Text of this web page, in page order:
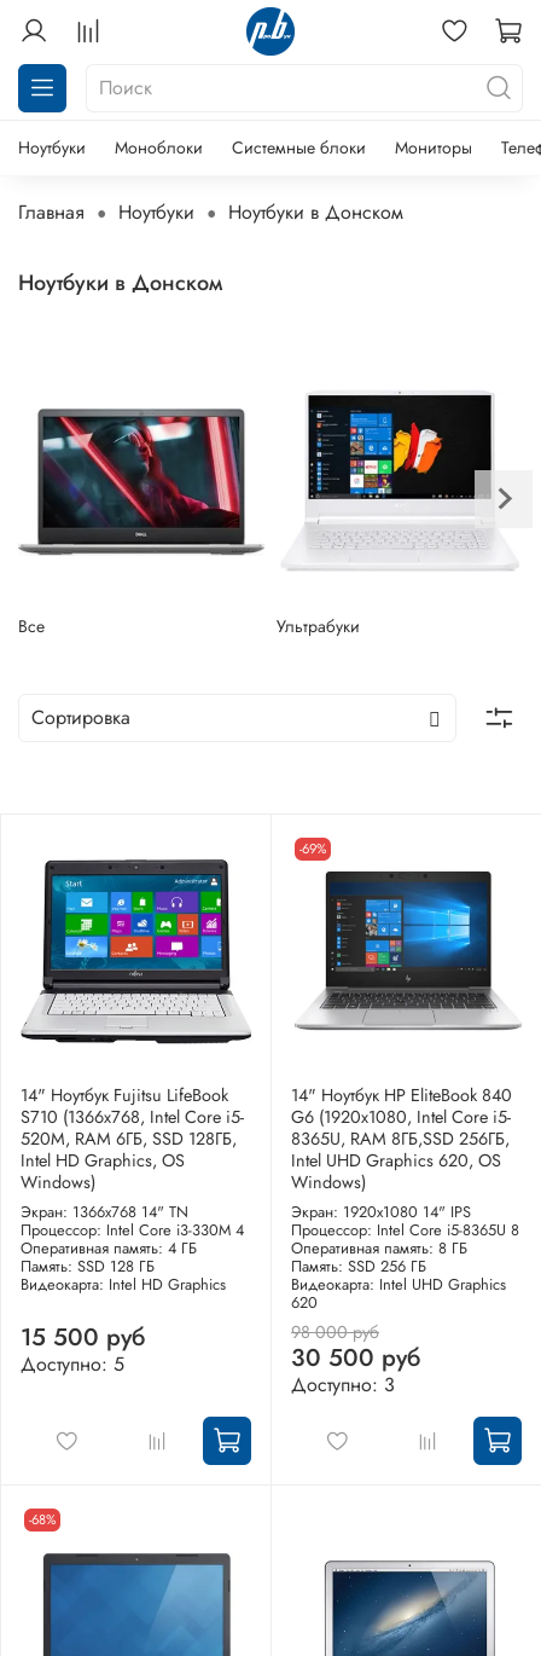
Ноутбуки Моноблоки Системные блоки Мониторы
Главная Ноутбуки Ноутбуки в Донском
Ноутбуки в Донском
Все Ультрабуки
14" Ноутбук Fujitsu LifeBook
S710 (1366x768, Intel Core i5-
520M, RAM 6ГБ, SSD 128ГБ,
Intel HD Graphics, OS
Windows)
Экран: 1366x768 14" TN
Процессор: Intel Core i3-330M 4
Оперативная память: 4 ГБ
Память: SSD 128 ГБ
Видеокарта: Intel HD Graphics
15 500 руб
Доступно: 5
-69%
14" Ноутбук HP EliteBook 840
G6 (1920x1080, Intel Core i5-
8365U, RAM 8ГБ,SSD 256ГБ,
Intel UHD Graphics 620, OS
Windows)
Экран: 1920x1080 14" IPS
Процессор: Intel Core i5-8365U 8
Оперативная память: 8 ГБ
Память: SSD 256 ГБ
Видеокарта: Intel UHD Graphics
620
98 000 руб
30 500 руб
Доступно: 3
-68%